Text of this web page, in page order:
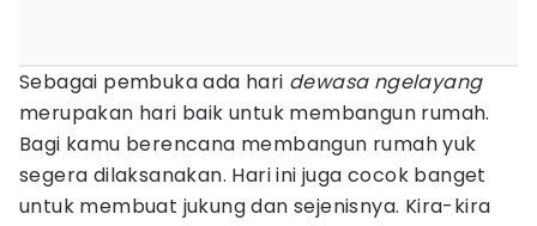
Sebagai pembuka ada hari dewasa ngelayang
merupakan hari baik untuk membangun rumah.
Bagi kamu berencana membangun rumah yuk
segera dilaksanakan. Hari ini juga cocok banget
untuk membuat jukung dan sejenisnya. Kira-kira